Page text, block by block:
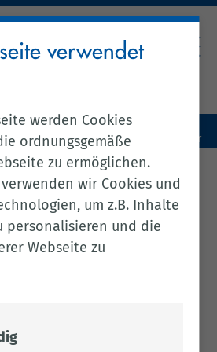
& Politik
Leitbild
Antikorruptionsbeauftragter
ist beim
der Leiter des
Herr Jürgen Oltmann,
für die Beschäftigten als
und Bürger für alle
verwendet
werden Cookies
ordnungsgemäße
zu ermöglichen.
wir Cookies und
um z.B. Inhalte
personalisieren und die
Webseite zu